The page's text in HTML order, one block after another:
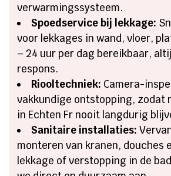
verwarmingssysteem.
Spoedservice bij lekkage:
voor lekkages in wand, vloer,
– 24 uur per dag bereikbaar,
respons.
Riooltechniek: Camera-
vakkundige ontstopping, zodat
in Echten Fr nooit langdurig
Sanitaire installaties:
monteren van kranen, douches
lekkage of verstopping in de